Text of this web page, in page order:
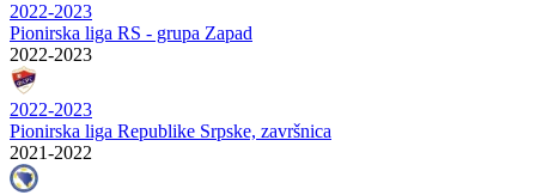
2022-2023
Pionirska liga RS - grupa Zapad
2022-2023
2022-2023
Pionirska liga Republike Srpske, završnica
2021-2022